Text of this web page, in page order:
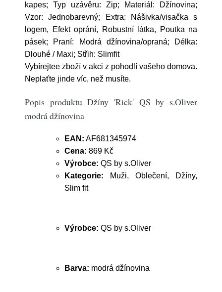
kapes; Typ uzávěru: Zip; Materiál: Džínovina;
Vzor: Jednobarevný; Extra: Nášivka/visačka s
logem, Efekt oprání, Robustní látka, Poutka na
pásek; Praní: Modrá džínovina/opraná; Délka:
Dlouhé / Maxi; Střih: Slimfit
Vybírejtee zboží v akci z pohodlí vašeho domova.
Neplaťte jinde víc, než musíte.
Popis produktu Džíny 'Rick' QS by s.Oliver
modrá džínovina
EAN: AF681345974
Cena: 869 Kč
Výrobce: QS by s.Oliver
Kategorie: Muži, Oblečení, Džíny,
Slim fit
Výrobce: QS by s.Oliver
Barva: modrá džínovina